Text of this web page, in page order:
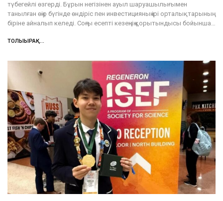
түбегейлі өзгерді. Бұрын негізінен ауыл шаруашылығымен
танылған өңір бүгінде өндіріс пен инвестицияның ірі орталықтарының
біріне айналып келеді. Соңғы есепті кезеңнің қорытындысы бойынша…
ТОЛЫҒЫРАҚ...